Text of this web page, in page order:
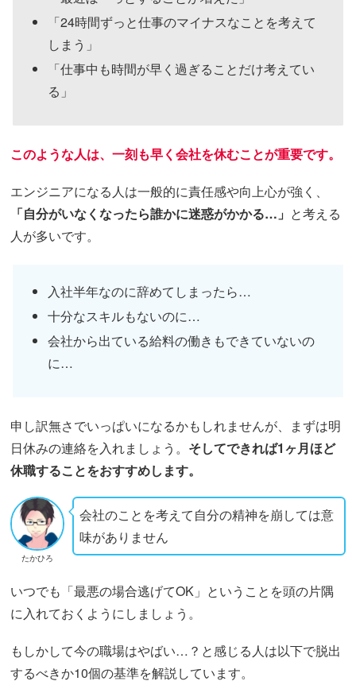
「24時間ずっと仕事のマイナスなことを考えて
しまう」
「仕事中も時間が早く過ぎることだけ考えてい
る」
このような人は、一刻も早く会社を休むことが重要です。
エンジニアになる人は一般的に責任感や向上心が強く、
「自分がいなくなったら誰かに迷惑がかかる…」 と考える
人が多いです。
入社半年なのに辞めてしまったら…
十分なスキルもないのに…
会社から出ている給料の働きもできていないの
に…
申し訳無さでいっぱいになるかもしれませんが、まずは明
日休みの連絡を入れましょう。 そしてできれば1ヶ月ほど
休職することをおすすめします。
たかひろ
会社のことを考えて自分の精神を崩しては意
味がありません
いつでも「最悪の場合逃げてOK」ということを頭の片隅
に入れておくようにしましょう。
もしかして今の職場はやばい…？と感じる人は以下で脱出
するべきか10個の基準を解説しています。